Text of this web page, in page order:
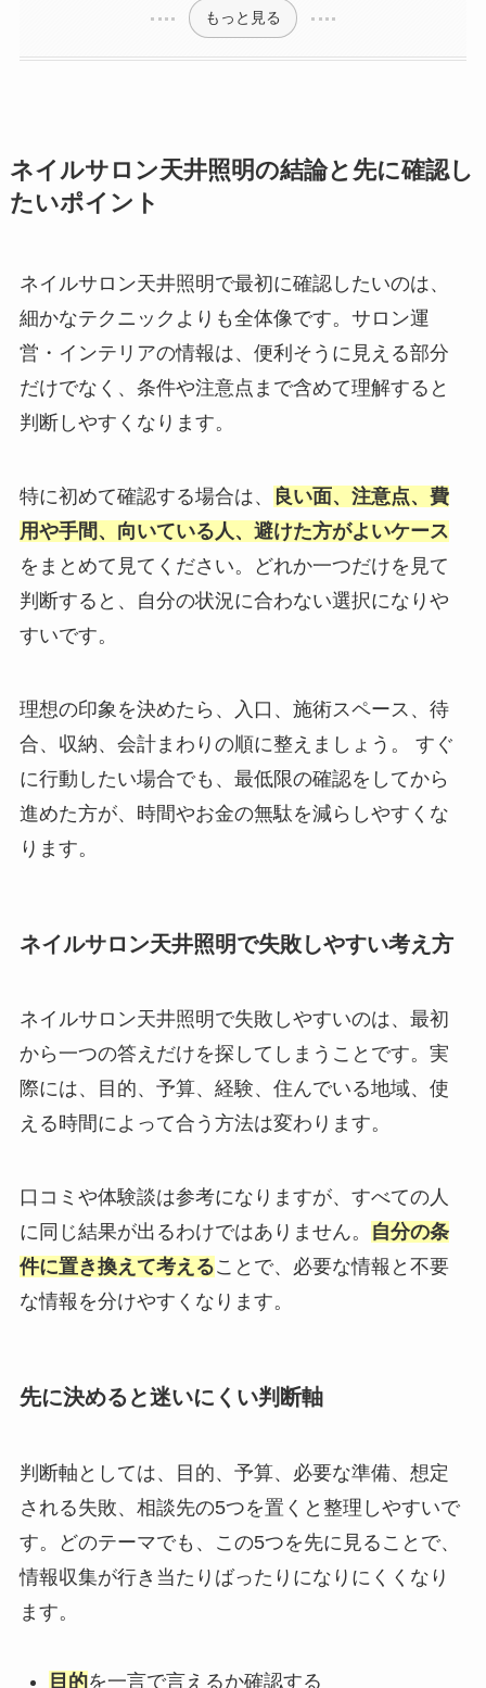
もっと見る
ネイルサロン天井照明の結論と先に確認し
たいポイント
ネイルサロン天井照明で最初に確認したいのは、
細かなテクニックよりも全体像です。サロン運
営・インテリアの情報は、便利そうに見える部分
だけでなく、条件や注意点まで含めて理解すると
判断しやすくなります。
特に初めて確認する場合は、
良い面、注意点、費
用や手間、向いている人、避けた方がよいケース
をまとめて見てください。どれか一つだけを見て
判断すると、自分の状況に合わない選択になりや
すいです。
理想の印象を決めたら、入口、施術スペース、待
合、収納、会計まわりの順に整えましょう。 すぐ
に行動したい場合でも、最低限の確認をしてから
進めた方が、時間やお金の無駄を減らしやすくな
ります。
ネイルサロン天井照明で失敗しやすい考え方
ネイルサロン天井照明で失敗しやすいのは、最初
から一つの答えだけを探してしまうことです。実
際には、目的、予算、経験、住んでいる地域、使
える時間によって合う方法は変わります。
口コミや体験談は参考になりますが、すべての人
に同じ結果が出るわけではありません。
自分の条
件に置き換えて考えることで、必要な情報と不要
な情報を分けやすくなります。
先に決めると迷いにくい判断軸
判断軸としては、目的、予算、必要な準備、想定
される失敗、相談先の5つを置くと整理しやすいで
す。どのテーマでも、この5つを先に見ることで、
情報収集が行き当たりばったりになりにくくなり
ます。
目的を一言で言えるか確認する